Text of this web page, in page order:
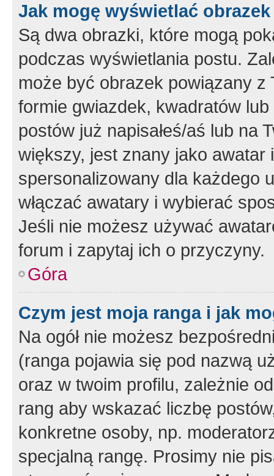
Jak mogę wyświetlać
Są dwa obrazki, które mogą
podczas wyświetlania postu.
może być obrazek powiązany z
formie gwiazdek, kwadratów
postów już napisałeś/aś lub na
większy, jest znany jako
spersonalizowany dla każdego
włączać awatary i wybierać
Jeśli nie możesz używać
forum i zapytaj ich o przyczyny.
Góra
Czym jest moja ranga i jak
Na ogół nie możesz
(ranga pojawia się pod nazwą
oraz w twoim profilu, zależnie
rang aby wskazać liczbę
konkretne osoby, np.
specjalną rangę. Prosimy nie